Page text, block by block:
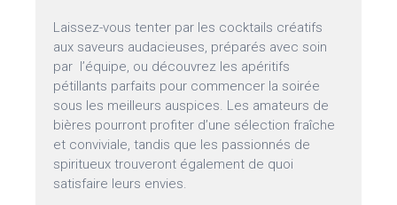
Laissez-vous tenter par les cocktails créatifs
aux saveurs audacieuses, préparés avec soin
par l’équipe, ou découvrez les apéritifs
pétillants parfaits pour commencer la soirée
sous les meilleurs auspices. Les amateurs de
bières pourront profiter d’une sélection fraîche
et conviviale, tandis que les passionnés de
spiritueux trouveront également de quoi
satisfaire leurs envies.